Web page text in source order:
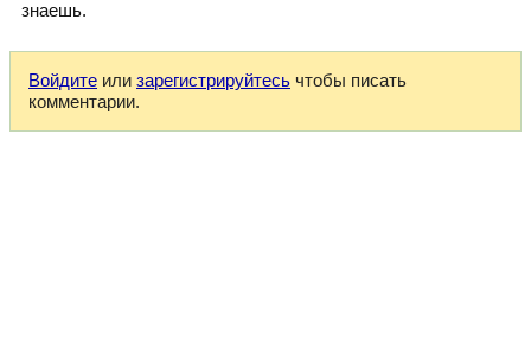
знаешь.
Войдите или зарегистрируйтесь чтобы писать
комментарии.